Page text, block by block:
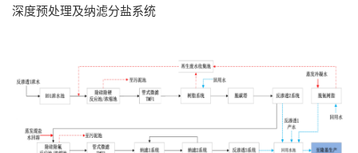
深度预处理及纳滤分盐系统